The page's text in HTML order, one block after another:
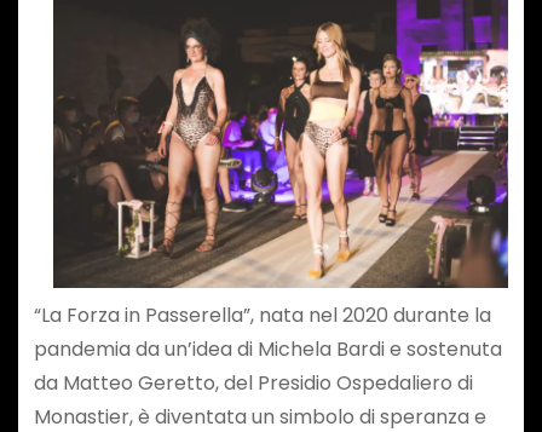
“La Forza in Passerella”, nata nel 2020 durante la
pandemia da un’idea di Michela Bardi e sostenuta
da Matteo Geretto, del Presidio Ospedaliero di
Monastier, è diventata un simbolo di speranza e